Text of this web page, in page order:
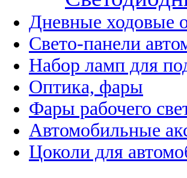
Дневные ходовые
Свето-панели
Набор ламп для
Оптика, фары
Фары рабочего
Автомобильные
Цоколи для